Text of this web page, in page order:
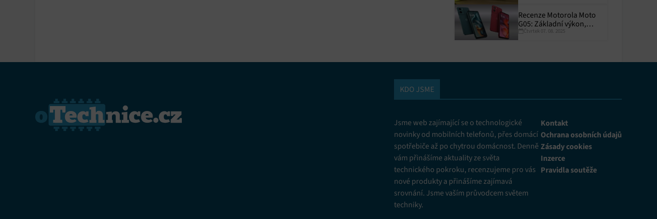
Recenze Motorola Moto
G05: Základní výkon,
skvělá výdrž
Čtvrtek 07. 08. 2025
KDO JSME
Jsme web zajímající se o technologické
novinky od mobilních telefonů, přes domácí
spotřebiče až po chytrou domácnost. Denně
vám přinášíme aktuality ze světa
technického pokroku, recenzujeme pro vás
nové produkty a přinášíme zajímavá
srovnání. Jsme vaším průvodcem světem
techniky.
Kontakt
Ochrana osobních údajů
Zásady cookies
Inzerce
Pravidla soutěže